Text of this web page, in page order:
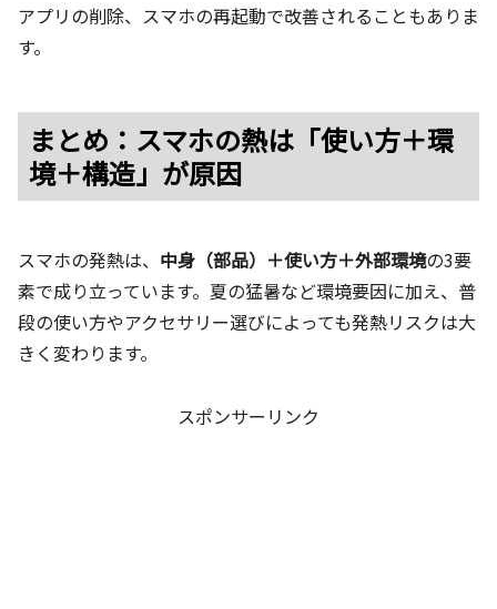
アプリの削除、スマホの再起動で改善されることもありま
す。
まとめ：スマホの熱は「使い方＋環
境＋構造」が原因
スマホの発熱は、 中身（部品）＋使い方＋外部環境の3要
素で成り立っています。夏の猛暑など環境要因に加え、普
段の使い方やアクセサリー選びによっても発熱リスクは大
きく変わります。
スポンサーリンク